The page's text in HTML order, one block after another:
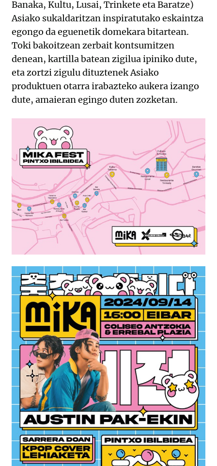
Banaka, Kultu, Lusai, Trinkete eta Baratze)
Asiako sukaldaritzan inspiratutako eskaintza
egongo da eguenetik domekara bitartean.
Toki bakoitzean zerbait kontsumitzen
denean, kartilla batean zigilua ipiniko dute,
eta zortzi zigulu dituztenek Asiako
produktuen otarra irabazteko aukera izango
dute, amaieran egingo duten zozketan.